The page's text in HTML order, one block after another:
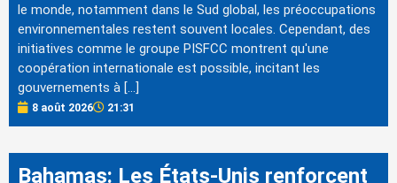
le monde, notamment dans le Sud global, les préoccupations
environnementales restent souvent locales. Cependant, des
initiatives comme le groupe PISFCC montrent qu'une
coopération internationale est possible, incitant les
gouvernements à […]
8 août 2026 21:31
Bahamas: Les États-Unis renforcent